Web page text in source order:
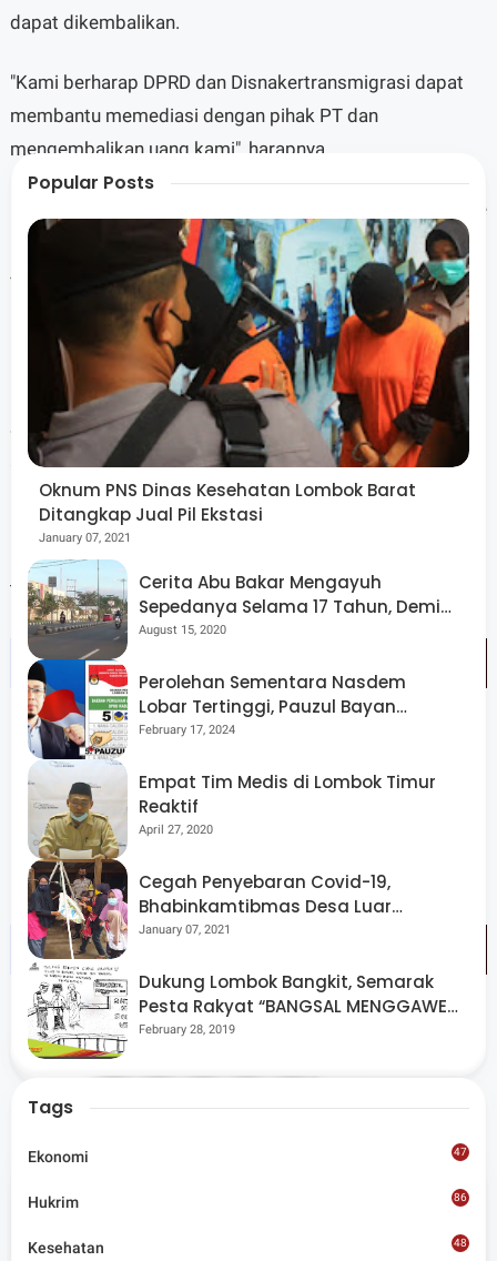
dapat dikembalikan.
"Kami berharap DPRD dan Disnakertransmigrasi dapat
membantu memediasi dengan pihak PT dan
mengembalikan uang kami", harapnya.
Para CPMI mengaku, uang ongkos yang sudah disetor ke
rekanan beragam jumlahnya dari 15 Juta Rupiah hingga
40 Juta Rupiah.
"Uang yang kami serah ini, dapat minjam di tetangga",
keluhnya.
Sementara Lalu Suhaimi Sekretaris Disnakertransmigrasi
akan berupaya menemukan ke dua belah pihak agar
permasalahan itu jelas penyelesaiannya.
"Kita upayakan bantu dan segera diselesaikan masalah
tersebut", ungkapnya.
Dikesempatan itu Dia juga mengimbau agar warga tidak
mudah teetipu dengan iming - iming PT yang tidak jelas
identitasnya, imbuhnya. (Dune).
Share
Popular Posts
Oknum PNS Dinas Kesehatan Lombok Barat
Ditangkap Jual Pil Ekstasi
January 07, 2021
Cerita Abu Bakar Mengayuh
Sepedanya Selama 17 Tahun, Demi
Menggelorakan Kemerdekaan
August 15, 2020
Perolehan Sementara Nasdem
Lobar Tertinggi, Pauzul Bayan
Berpeluang “Rebut” Kursi Dapil 3
February 17, 2024
Empat Tim Medis di Lombok Timur
Reaktif
April 27, 2020
Cegah Penyebaran Covid-19,
Bhabinkamtibmas Desa Luar
Pantau Kegiatan Posyandu
January 07, 2021
Dukung Lombok Bangkit, Semarak
Pesta Rakyat “BANGSAL MENGGAWE”
Kembali Digelar Para Seniman Di
February 28, 2019
Tags
Ekonomi 47
Hukrim 86
Kesehatan 48